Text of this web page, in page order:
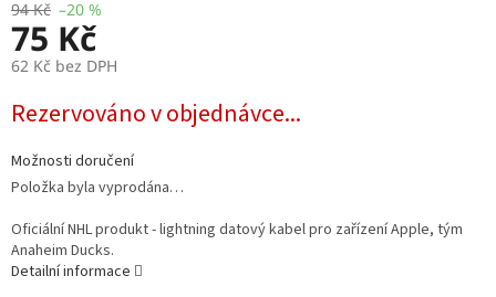
94 Kč –20 %
75 Kč
62 Kč bez DPH
cena:
Rezervováno v objednávce...
Možnosti doručení
Položka byla vyprodána…
Oficiální NHL produkt - lightning datový kabel pro zařízení Apple, tým
Anaheim Ducks.
Detailní informace